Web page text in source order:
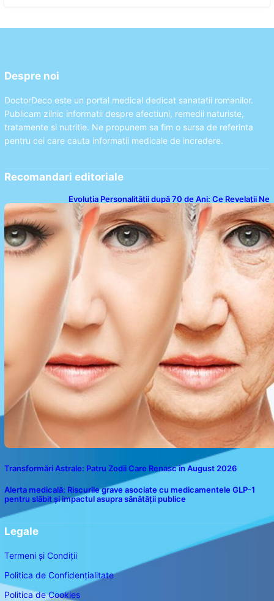
Despre noi
DoctorDeco este un portal medical dedicat sanatatii romanilor.
Publicam zilnic informatii despre afectiuni, remedii naturiste,
tratamente si nutritie. Ne propunem sa fim o sursa de referinta
pentru cei care cauta informatii medicale de incredere.
Recomandari editoriale
Evoluția Personalității după 70 de Ani: Ce Revelații Ne
Oferă Studiile Psihologice
Transformări Astrale: Patru Zodii Care Renasc în August 2026
Alerta medicală: Riscurile grave asociate cu medicamentele GLP-1
pentru slăbit și impactul asupra sănătății publice
Legale
Termeni și Condiții
Politica de Confidențialitate
Politica de Cookies